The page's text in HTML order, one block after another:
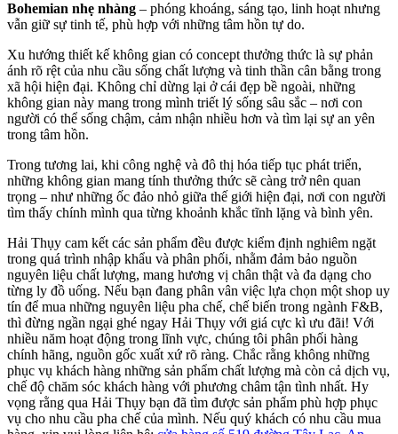
Bohemian nhẹ nhàng – phóng khoáng, sáng tạo, linh hoạt nhưng
vẫn giữ sự tinh tế, phù hợp với những tâm hồn tự do.
Xu hướng thiết kế không gian có concept thưởng thức là sự phản
ánh rõ rệt của nhu cầu sống chất lượng và tinh thần cân bằng trong
xã hội hiện đại. Không chỉ dừng lại ở cái đẹp bề ngoài, những
không gian này mang trong mình triết lý sống sâu sắc – nơi con
người có thể sống chậm, cảm nhận nhiều hơn và tìm lại sự an yên
trong tâm hồn.
Trong tương lai, khi công nghệ và đô thị hóa tiếp tục phát triển,
những không gian mang tính thưởng thức sẽ càng trở nên quan
trọng – như những ốc đảo nhỏ giữa thế giới hiện đại, nơi con người
tìm thấy chính mình qua từng khoảnh khắc tĩnh lặng và bình yên.
Hải Thụy cam kết các sản phẩm đều được kiểm định nghiêm ngặt
trong quá trình nhập khẩu và phân phối, nhằm đảm bảo nguồn
nguyên liệu chất lượng, mang hương vị chân thật và đa dạng cho
từng ly đồ uống. Nếu bạn đang phân vân việc lựa chọn một shop uy
tín để mua những nguyên liệu pha chế, chế biến trong ngành F&B,
thì đừng ngần ngại ghé ngay Hải Thụy với giá cực kì ưu đãi! Với
nhiều năm hoạt động trong lĩnh vực, chúng tôi phân phối hàng
chính hãng, nguồn gốc xuất xứ rõ ràng. Chắc rằng không những
phục vụ khách hàng những sản phẩm chất lượng mà còn cả dịch vụ,
chế độ chăm sóc khách hàng với phương châm tận tình nhất. Hy
vọng rằng qua Hải Thụy bạn đã tìm được sản phẩm phù hợp phục
vụ cho nhu cầu pha chế của mình. Nếu quý khách có nhu cầu mua